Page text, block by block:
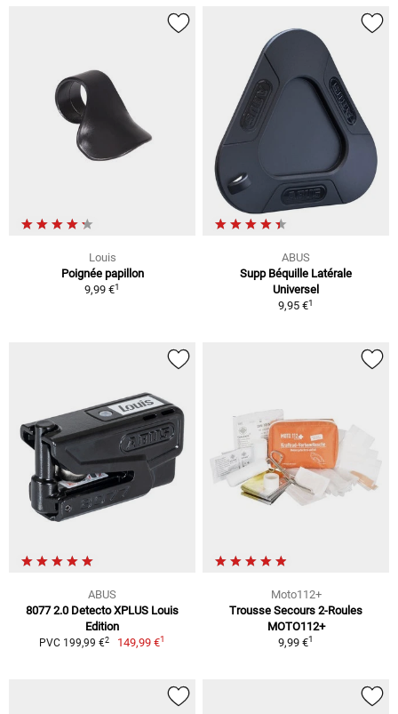
Louis
Poignée papillon
9,99 €1
ABUS
Supp Béquille Latérale
Universel
9,95 €1
ABUS
8077 2.0 Detecto XPLUS Louis
Edition
PVC 199,99 €2 149,99 €1
Moto112+
Trousse Secours 2-Roules
MOTO112+
9,99 €1